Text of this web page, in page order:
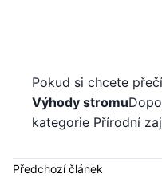
Hrozí lenochodovi
vyhynutí? - Znej svou
situaci